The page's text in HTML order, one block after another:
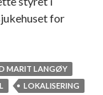
for
MARIT LANGØY
LOKALISERING